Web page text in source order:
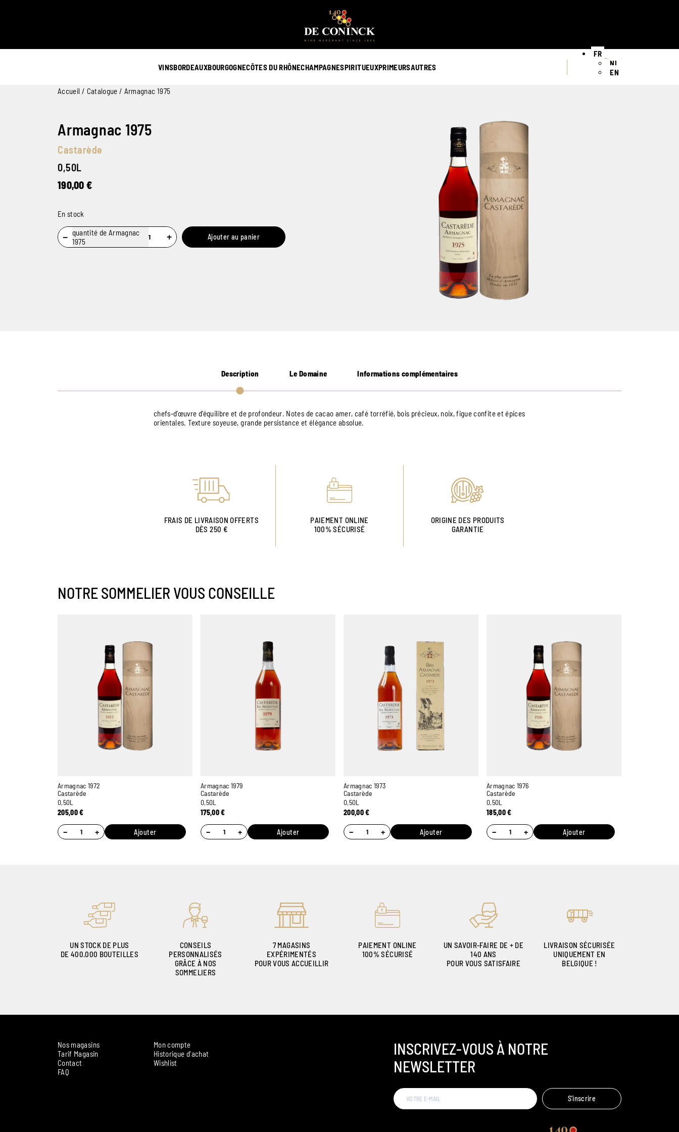
VINSBORDEAUXBOURGOGNECÔTES DU RHÔNECHAMPAGNESPIRITUEUXPRIMEURSAUTRES
FR
NL
EN
Accueil / Catalogue / Armagnac 1975
Armagnac 1975
Castarède
0,50L
190,00 €
En stock
− quantité de Armagnac
1975
+ Ajouter au panier
Description Le Domaine Informations complémentaires
chefs-d’œuvre d’équilibre et de profondeur. Notes de cacao amer, café torréfié, bois précieux, noix, figue confite et épices
orientales. Texture soyeuse, grande persistance et élégance absolue.
FRAIS DE LIVRAISON OFFERTS
DÈS 250 €
PAIEMENT ONLINE
100% SÉCURISÉ
ORIGINE DES PRODUITS
GARANTIE
NOTRE SOMMELIER VOUS CONSEILLE
Armagnac 1972
Castarède
0,50L
205,00€
− + Ajouter
Armagnac 1979
Castarède
0,50L
175,00€
− + Ajouter
Armagnac 1973
Castarède
0,50L
200,00€
− + Ajouter
Armagnac 1976
Castarède
0,50L
185,00€
− + Ajouter
UN STOCK DE PLUS
DE 400.000 BOUTEILLES
CONSEILS
PERSONNALISÉS
GRÂCE À NOS
SOMMELIERS
7 MAGASINS
EXPÉRIMENTÉS
POUR VOUS ACCUEILLIR
PAIEMENT ONLINE
100% SÉCURISÉ
UN SAVOIR-FAIRE DE + DE
140 ANS
POUR VOUS SATISFAIRE
LIVRAISON SÉCURISÉE
UNIQUEMENT EN
BELGIQUE !
Nos magasins
Tarif Magasin
Contact
FAQ
Mon compte
Historique d'achat
Wishlist
INSCRIVEZ-VOUS À NOTRE
NEWSLETTER
S'inscrire
Ambroise, Votre sommelier
Disponible pour vous conseiller